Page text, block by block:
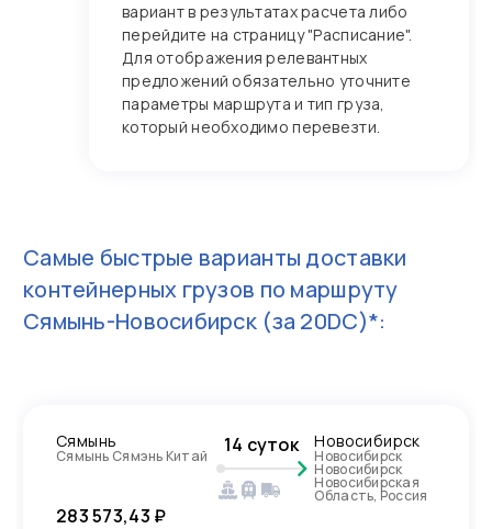
вариант в результатах расчета либо
перейдите на страницу "Расписание".
Для отображения релевантных
предложений обязательно уточните
параметры маршрута и тип груза,
который необходимо перевезти.
Самые быстрые варианты доставки
контейнерных грузов по маршруту
Сямынь-Новосибирск (за 20DC)*:
Сямынь
Сямынь Сямэнь Китай 14 суток Новосибирск
Новосибирск
Новосибирск
Новосибирская
Область, Россия
283 573,43 ₽